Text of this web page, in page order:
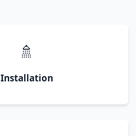
🚿
Installation